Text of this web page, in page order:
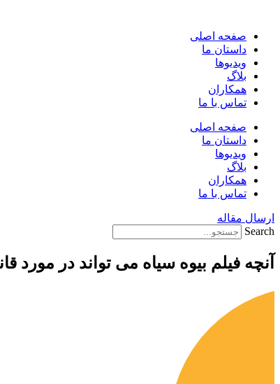
محتوا
صفحه اصلی
داستان ما
ویدیوها
بلاگ
همکاران
تماس با ما
صفحه اصلی
داستان ما
ویدیوها
بلاگ
همکاران
تماس با ما
ارسال مقاله
Search
آنچه فیلم بیوه سیاه می تواند در مورد